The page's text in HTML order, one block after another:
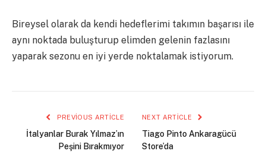
Bireysel olarak da kendi hedeflerimi takımın başarısı ile
aynı noktada buluşturup elimden gelenin fazlasını
yaparak sezonu en iyi yerde noktalamak istiyorum.
PREVIOUS ARTICLE
İtalyanlar Burak Yılmaz’ın
Peşini Bırakmıyor
NEXT ARTICLE
Tiago Pinto Ankaragücü
Store’da